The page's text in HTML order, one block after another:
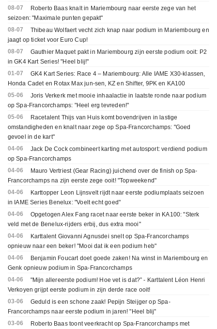
08-07
Roberto Baas knalt in Mariembourg naar eerste zege van het
seizoen: "Maximale punten gepakt"
08-07
Thibeau Wolfaert vecht zich knap naar podium in Mariembourg en
jaagt op ticket voor Euro Cup!
08-07
Gauthier Maquet pakt in Mariembourg zijn eerste podium ooit: P2
in GK4 Kart Series! "Heel blij!"
01-07
GK4 Kart Series: Race 4 – Mariembourg: Alle IAME X30-klassen,
Honda Cadet en Rotax Max jun-sen, KZ en Shifter, 9PK en KA100
05-06
Joris Verkerk met mooie inhaalactie in laatste ronde naar podium
op Spa-Francorchamps: "Heel erg tevreden!"
05-06
Racetalent Thijs van Huis komt bovendrijven in lastige
omstandigheden en knalt naar zege op Spa-Francorchamps: "Goed
gevoel in de kart"
04-06
Jack De Cock combineert karting met autosport: verdiend podium
op Spa-Francorchamps
04-06
Mauro Vertriest (Gear Racing) juichend over de finish op Spa-
Francorchamps na zijn eerste zege ooit! "Topweekend"
04-06
Karttopper Leon Lijnsvelt rijdt naar eerste podiumplaats seizoen
in IAME Series Benelux: "Voelt echt goed"
04-06
Opgetogen Alex Fang racet naar eerste beker in KA100: "Sterk
veld met de Benelux-rijders erbij, dus extra mooi"
04-06
Karttalent Giovanni Agnusdei snelt op Spa-Francorchamps
opnieuw naar een beker! "Mooi dat ik een podium heb"
04-06
Benjamin Foucart doet goede zaken! Na winst in Mariembourg en
Genk opnieuw podium in Spa-Francorchamps
04-06
"Mijn allereerste podium! Hoe vet is dat?” - Karttalent Léon Henri
Verkoyen grijpt eerste podium in zijn derde race ooit!
03-06
Geduld is een schone zaak! Pepijn Steijger op Spa-
Francorchamps naar eerste podium in jaren! "Heel blij"
03-06
Roberto Baas toont veerkracht op Spa-Francorchamps met